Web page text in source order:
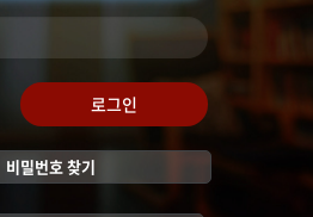
로그인
비밀번호 찾기